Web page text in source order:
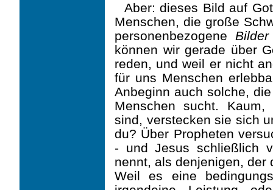
Aber: dieses Bild auf
Menschen, die große
personenbezogene Bilder
können wir gerade über
reden, und weil er nicht
für uns Menschen
Anbeginn auch solche,
Menschen sucht.
sind, verstecken sie sich
du? Über Propheten
- und Jesus schließlich
nennt, als denjenigen, der
Weil es eine